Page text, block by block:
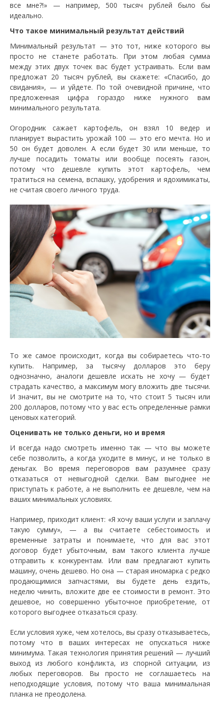
все мне?!» — например, 500 тысяч рублей было бы
идеально.
Что такое минимальный результат действий
Минимальный результат — это тот, ниже которого вы
просто не станете работать. При этом любая сумма
между этих двух точек вас будет устраивать. Если вам
предложат 20 тысяч рублей, вы скажете: «Спасибо, до
свидания», — и уйдете. По той очевидной причине, что
предложенная цифра гораздо ниже нужного вам
минимального результата.
Огородник сажает картофель, он взял 10 ведер и
планирует вырастить урожай 100 — это его мечта. Но и
50 он будет доволен. А если будет 30 или меньше, то
лучше посадить томаты или вообще посеять газон,
потому что дешевле купить этот картофель, чем
тратиться на семена, вспашку, удобрения и ядохимикаты,
не считая своего личного труда.
То же самое происходит, когда вы собираетесь что-то
купить. Например, за тысячу долларов это беру
однозначно, аналоги дешевле искать не хочу — будет
страдать качество, а максимум могу вложить две тысячи.
И значит, вы не смотрите на то, что стоит 5 тысяч или
200 долларов, потому что у вас есть определенные рамки
ценовых категорий.
Оценивать не только деньги, но и время
И всегда надо смотреть именно так — что вы можете
себе позволить, а когда уходите в минус, и не только в
деньгах. Во время переговоров вам разумнее сразу
отказаться от невыгодной сделки. Вам выгоднее не
приступать к работе, а не выполнить ее дешевле, чем на
ваших минимальных условиях.
Например, приходит клиент: «Я хочу ваши услуги и заплачу
такую сумму», — а вы считаете себестоимость и
временные затраты и понимаете, что для вас этот
договор будет убыточным, вам такого клиента лучше
отправить к конкурентам. Или вам предлагают купить
машину, очень дешево. Но она — старая иномарка с редко
продающимися запчастями, вы будете день ездить,
неделю чинить, вложите две ее стоимости в ремонт. Это
дешевое, но совершенно убыточное приобретение, от
которого выгоднее отказаться сразу.
Если условия хуже, чем хотелось, вы сразу отказываетесь,
потому что в ваших интересах не опускаться ниже
минимума. Такая технология принятия решений — лучший
выход из любого конфликта, из спорной ситуации, из
любых переговоров. Вы просто не соглашаетесь на
неподходящие условия, потому что ваша минимальная
планка не преодолена.